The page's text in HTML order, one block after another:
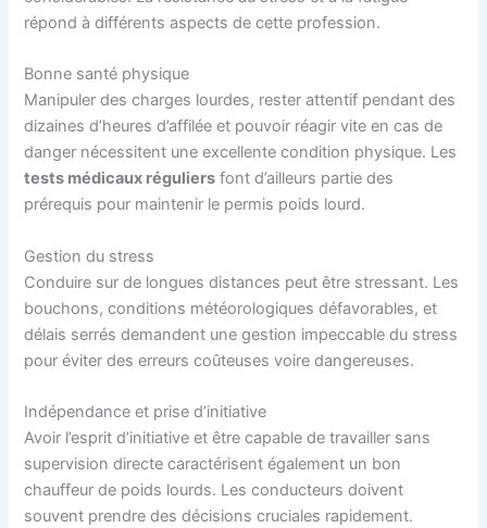
répond à différents aspects de cette profession.
Bonne santé physique
Manipuler des charges lourdes, rester attentif pendant des
dizaines d’heures d’affilée et pouvoir réagir vite en cas de
danger nécessitent une excellente condition physique. Les
tests médicaux réguliers font d’ailleurs partie des
prérequis pour maintenir le permis poids lourd.
Gestion du stress
Conduire sur de longues distances peut être stressant. Les
bouchons, conditions météorologiques défavorables, et
délais serrés demandent une gestion impeccable du stress
pour éviter des erreurs coûteuses voire dangereuses.
Indépendance et prise d’initiative
Avoir l’esprit d’initiative et être capable de travailler sans
supervision directe caractérisent également un bon
chauffeur de poids lourds. Les conducteurs doivent
souvent prendre des décisions cruciales rapidement.